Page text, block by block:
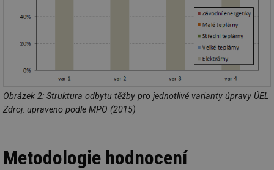
Obrázek 2: Struktura odbytu těžby pro jednotlivé varianty úpravy ÚEL
Zdroj: upraveno podle MPO (2015)
Metodologie hodnocení